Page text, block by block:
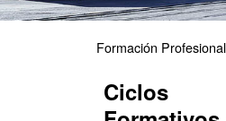
Formación
Ciclos